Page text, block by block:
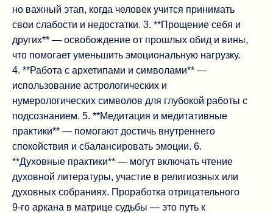
но важный этап, когда человек учится принимать
свои слабости и недостатки. 3. **Прощение себя и
других** — освобождение от прошлых обид и вины,
что помогает уменьшить эмоциональную нагрузку.
4. **Работа с архетипами и символами** —
использование астрологических и
нумерологических символов для глубокой работы с
подсознанием. 5. **Медитация и медитативные
практики** — помогают достичь внутреннего
спокойствия и сбалансировать эмоции. 6.
**Духовные практики** — могут включать чтение
духовной литературы, участие в религиозных или
духовных собраниях. Проработка отрицательного
9-го аркана в матрице судьбы — это путь к